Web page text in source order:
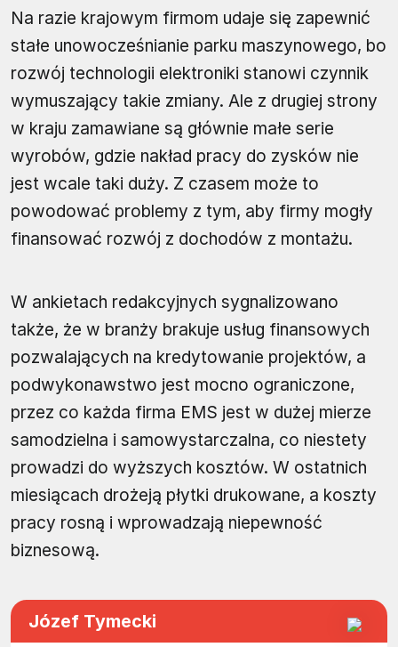
Na razie krajowym firmom udaje się zapewnić
stałe unowocześnianie parku maszynowego, bo
rozwój technologii elektroniki stanowi czynnik
wymuszający takie zmiany. Ale z drugiej strony
w kraju zamawiane są głównie małe serie
wyrobów, gdzie nakład pracy do zysków nie
jest wcale taki duży. Z czasem może to
powodować problemy z tym, aby firmy mogły
finansować rozwój z dochodów z montażu.
W ankietach redakcyjnych sygnalizowano
także, że w branży brakuje usług finansowych
pozwalających na kredytowanie projektów, a
podwykonawstwo jest mocno ograniczone,
przez co każda firma EMS jest w dużej mierze
samodzielna i samowystarczalna, co niestety
prowadzi do wyższych kosztów. W ostatnich
miesiącach drożeją płytki drukowane, a koszty
pracy rosną i wprowadzają niepewność
biznesową.
Józef Tymecki